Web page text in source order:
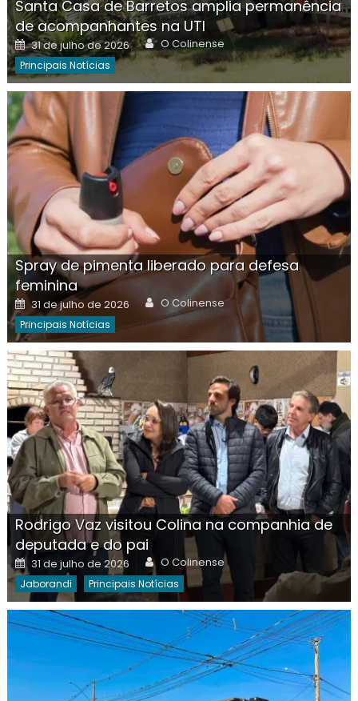
Santa Casa de Barretos amplia permanência
de acompanhantes na UTI
Posted
on
31 de julho de 2026 Author
O Colinense
Principais Notícias
Spray de pimenta liberado para defesa
feminina
Posted
on
31 de julho de 2026 Author
O Colinense
Principais Notícias
Rodrigo Vaz visitou Colina na companhia de
deputada e do pai
Posted
on
31 de julho de 2026 Author
O Colinense
Jaborandi Principais Notícias